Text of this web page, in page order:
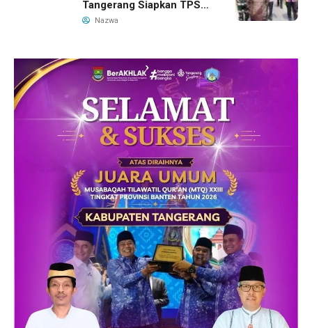
Tangerang Siapkan TPS3R
Baru di Tigaraksa
Nazwa